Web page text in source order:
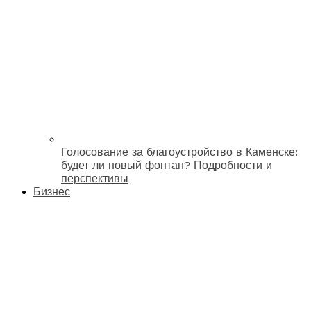
Голосование за благоустройство в Каменске:
будет ли новый фонтан? Подробности и
перспективы
Бизнес